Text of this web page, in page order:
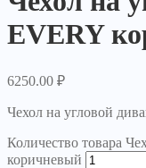
EVERY
6250.00 ₽
Чехол на угловой
Количество товара
коричневый